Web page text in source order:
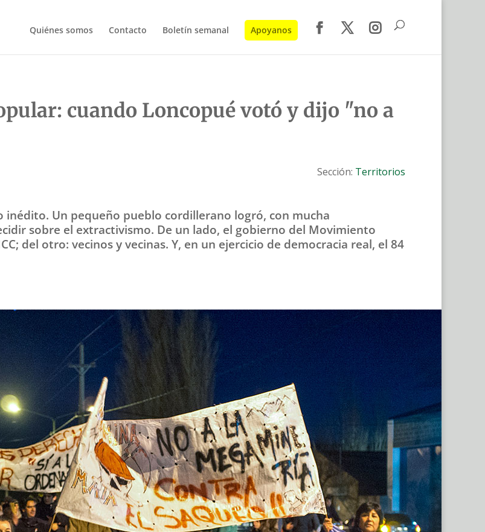
Quiénes somos Contacto Boletín semanal Apoyanos
cuando Loncopué votó y dijo "no a
Sección: Territorios
inédito. Un pequeño pueblo cordillerano logró, con mucha
sobre el extractivismo. De un lado, el gobierno del Movimiento
del otro: vecinos y vecinas. Y, en un ejercicio de democracia real, el 84